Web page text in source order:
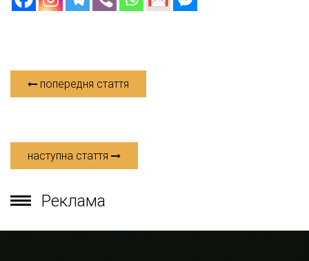
попередня стаття
наступна стаття
Реклама